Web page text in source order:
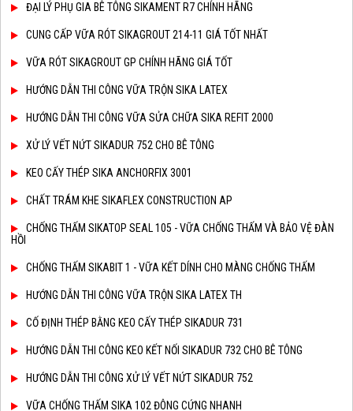
ĐẠI LÝ PHỤ GIA BÊ TÔNG SIKAMENT R7 CHÍNH HÃNG
CUNG CẤP VỮA RÓT SIKAGROUT 214-11 GIÁ TỐT NHẤT
VỮA RÓT SIKAGROUT GP CHÍNH HÃNG GIÁ TỐT
HƯỚNG DẪN THI CÔNG VỮA TRỘN SIKA LATEX
HƯỚNG DẪN THI CÔNG VỮA SỬA CHỮA SIKA REFIT 2000
XỬ LÝ VẾT NỨT SIKADUR 752 CHO BÊ TÔNG
KEO CẤY THÉP SIKA ANCHORFIX 3001
CHẤT TRÁM KHE SIKAFLEX CONSTRUCTION AP
CHỐNG THẤM SIKATOP SEAL 105 - VỮA CHỐNG THẤM VÀ BẢO VỆ ĐÀN
HỒI
CHỐNG THẤM SIKABIT 1 - VỮA KẾT DÍNH CHO MÀNG CHỐNG THẤM
HƯỚNG DẪN THI CÔNG VỮA TRỘN SIKA LATEX TH
CỐ ĐỊNH THÉP BẰNG KEO CẤY THÉP SIKADUR 731
HƯỚNG DẪN THI CÔNG KEO KẾT NỐI SIKADUR 732 CHO BÊ TÔNG
HƯỚNG DẪN THI CÔNG XỬ LÝ VẾT NỨT SIKADUR 752
VỮA CHỐNG THẤM SIKA 102 ĐÔNG CỨNG NHANH